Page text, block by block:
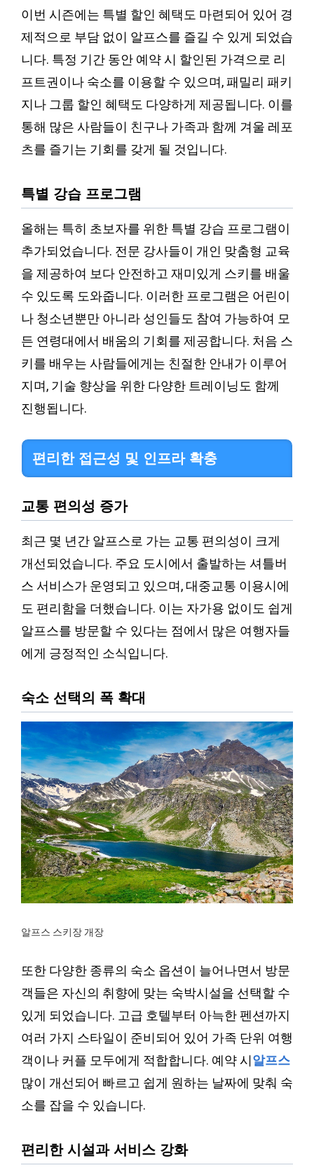
이번 시즌에는 특별 할인 혜택도 마련되어 있어 경
제적으로 부담 없이 알프스를 즐길 수 있게 되었습
니다. 특정 기간 동안 예약 시 할인된 가격으로 리
프트권이나 숙소를 이용할 수 있으며, 패밀리 패키
지나 그룹 할인 혜택도 다양하게 제공됩니다. 이를
통해 많은 사람들이 친구나 가족과 함께 겨울 레포
츠를 즐기는 기회를 갖게 될 것입니다.
특별 강습 프로그램
올해는 특히 초보자를 위한 특별 강습 프로그램이
추가되었습니다. 전문 강사들이 개인 맞춤형 교육
을 제공하여 보다 안전하고 재미있게 스키를 배울
수 있도록 도와줍니다. 이러한 프로그램은 어린이
나 청소년뿐만 아니라 성인들도 참여 가능하여 모
든 연령대에서 배움의 기회를 제공합니다. 처음 스
키를 배우는 사람들에게는 친절한 안내가 이루어
지며, 기술 향상을 위한 다양한 트레이닝도 함께
진행됩니다.
편리한 접근성 및 인프라 확충
교통 편의성 증가
최근 몇 년간 알프스로 가는 교통 편의성이 크게
개선되었습니다. 주요 도시에서 출발하는 셔틀버
스 서비스가 운영되고 있으며, 대중교통 이용시에
도 편리함을 더했습니다. 이는 자가용 없이도 쉽게
알프스를 방문할 수 있다는 점에서 많은 여행자들
에게 긍정적인 소식입니다.
숙소 선택의 폭 확대
알프스 스키장 개장
또한 다양한 종류의 숙소 옵션이 늘어나면서 방문
객들은 자신의 취향에 맞는 숙박시설을 선택할 수
있게 되었습니다. 고급 호텔부터 아늑한 펜션까지
여러 가지 스타일이 준비되어 있어 가족 단위 여행
객이나 커플 모두에게 적합합니다. 예약 시알프스
많이 개선되어 빠르고 쉽게 원하는 날짜에 맞춰 숙
소를 잡을 수 있습니다.
편리한 시설과 서비스 강화